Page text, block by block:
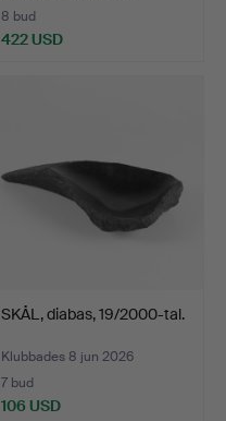
8 bud
422 USD
SKÅL, diabas, 19/2000-tal.
Klubbades 8 jun 2026
7 bud
106 USD